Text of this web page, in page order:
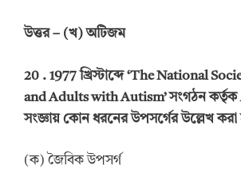
উত্তর– (খ) অটিজম
20 . 1977 খ্রিস্টাব্দে‘The National
and Adults with Autism’সংগঠন কর্তৃক
সংজ্ঞায় কোন ধরনের উপসর্গের উল্লেখ করা
(ক) জৈবিক উপসর্গ